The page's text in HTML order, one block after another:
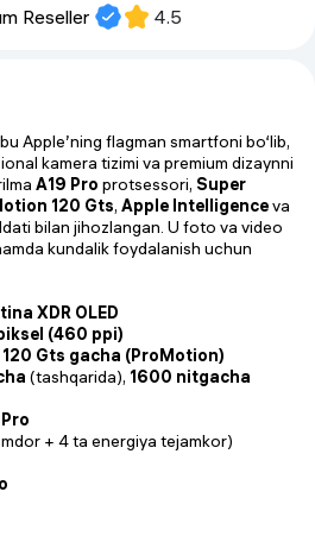
Reseller
4.5
Apple’ning flagman smartfoni bo‘lib,
kamera tizimi va premium dizaynni
A19 Pro protsessori, Super
120 Gts, Apple Intelligenceva
bilan jihozlangan. U foto va video
kundalik foydalanish uchun
XDR OLED
(460 ppi)
120 Gts gacha (ProMotion)
(tashqarida), 1600 nitgacha
+ 4 ta energiya tejamkor)